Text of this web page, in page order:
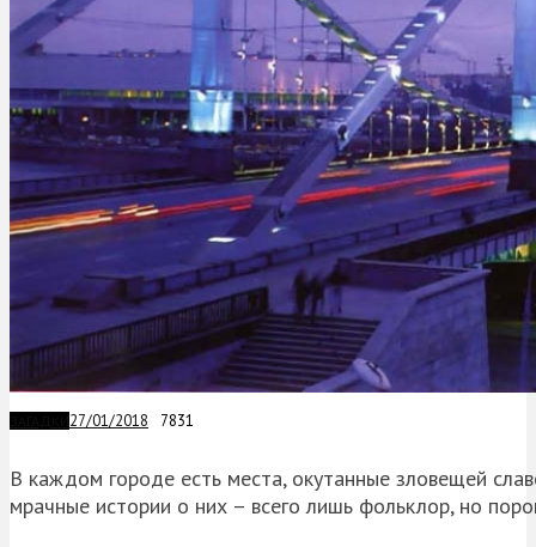
27/01/2018 7831
В каждом городе есть места, окутанные зловещей
мрачные истории о них – всего лишь фольклор, но